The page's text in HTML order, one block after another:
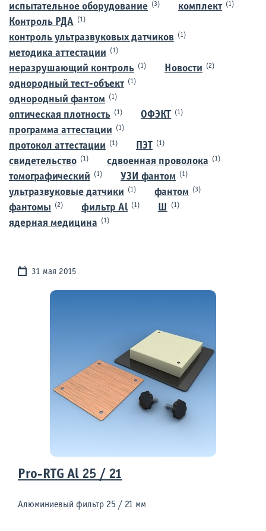
испытательное оборудование (3) комплект (1)
Контроль РДА (1)
контроль ультразвуковых датчиков (1)
методика аттестации (1)
неразрушающий контроль (1) Новости (2)
однородный тест-объект (1)
однородный фантом (1)
оптическая плотность (1) ОФЭКТ (1)
программа аттестации (1)
протокол аттестации (1) ПЭТ (1)
свидетельство (1) сдвоенная проволока (1)
томографический (1) УЗИ фантом (1)
ультразвуковые датчики (1) фантом (3)
фантомы (2) фильтр Al (1) Ш (1)
ядерная медицина (1)
31 мая 2015
Pro-RTG Al 25 / 21
Алюминиевый фильтр 25 / 21 мм